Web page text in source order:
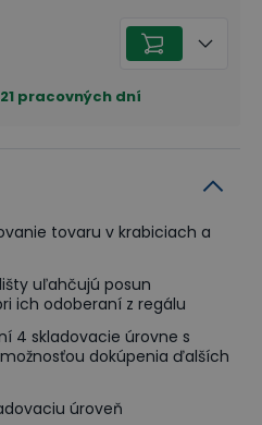
pracovných dní
tovaru v krabiciach a
uľahčujú posun
ich odoberaní z regálu
4 skladovacie úrovne s
dokúpenia ďalších
úroveň